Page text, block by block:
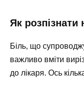
Як розпізнати
Біль, що
важливо вміти
до лікаря. Ось